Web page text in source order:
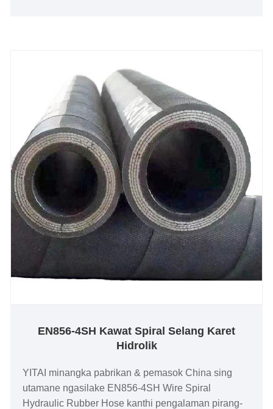
EN856-4SH Kawat Spiral Selang Karet
Hidrolik
YITAI minangka pabrikan & pemasok China sing
utamane ngasilake EN856-4SH Wire Spiral
Hydraulic Rubber Hose kanthi pengalaman pirang-